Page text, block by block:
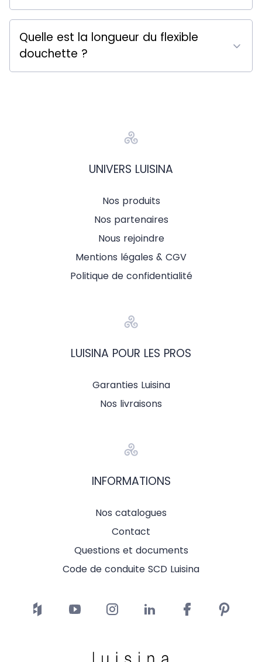
Quelle est la longueur du flexible
douchette ?
UNIVERS LUISINA
Nos produits
Nos partenaires
Nous rejoindre
Mentions légales & CGV
Politique de confidentialité
LUISINA POUR LES PROS
Garanties Luisina
Nos livraisons
INFORMATIONS
Nos catalogues
Contact
Questions et documents
Code de conduite SCD Luisina